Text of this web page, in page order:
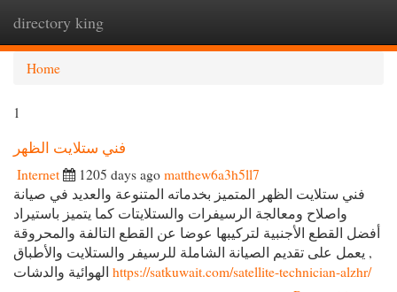
directory king
Home
1
فني ستلايت الظهر
Internet 1205 days ago matthew6a3h5ll7
فني ستلايت الظهر المتميز بخدماته المتنوعة والعديد في صيانة
واصلاح ومعالجة الرسيفرات والستلايتات كما يتميز باستيراد
أفضل القطع الأجنبية لتركيبها عوضا عن القطع التالفة والمحروقة
, يعمل على تقديم الصيانة الشاملة للرسيفر والستلايت والأطباق
https://satkuwait.com/satellite-technician-alzhr/